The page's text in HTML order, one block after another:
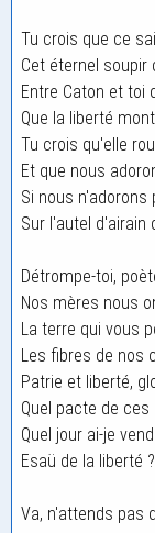
Tu crois que ce
Cet éternel soupir
Entre Caton et toi
Que la liberté
Tu crois qu'elle
Et que nous
Si nous
Sur l'autel d'airain
Détrompe-toi,
Nos mères nous
La terre qui vous
Les fibres de nos
Patrie et liberté,
Quel pacte de
Quel jour ai-je
Esaü de la liberté ?
Va, n'attends pas